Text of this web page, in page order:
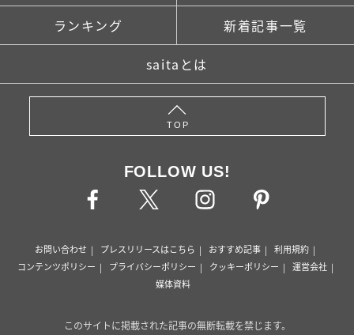
ランキング 新着記事一覧
saitaとは
TOP
FOLLOW US!
お問い合わせ プレスリリースはこちら おすすめ記事
利用規約
コンテンツポリシー
プライバシーポリシー クッキーポリシー
運営会社
媒体資料
このサイトに掲載された記事の無断転載を禁じます。